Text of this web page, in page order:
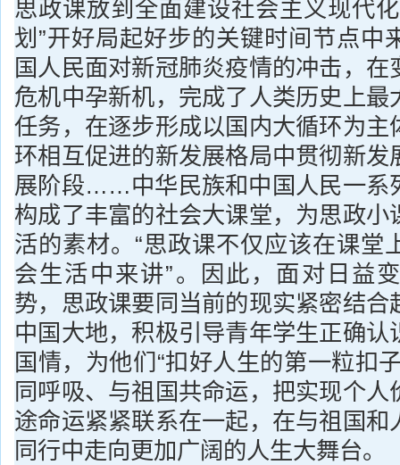
思政课放到全面建设社会主义现代
划”开好局起好步的关键时间节点中
国人民面对新冠肺炎疫情的冲击，在
危机中孕新机，完成了人类历史上最
任务，在逐步形成以国内大循环为主
环相互促进的新发展格局中贯彻新发
展阶段……中华民族和中国人民一系
构成了丰富的社会大课堂，为思政小
活的素材。“思政课不仅应该在课堂
会生活中来讲”。因此，面对日益
势，思政课要同当前的现实紧密结合
中国大地，积极引导青年学生正确认
国情，为他们“扣好人生的第一粒扣
同呼吸、与祖国共命运，把实现个人
途命运紧紧联系在一起，在与祖国和
同行中走向更加广阔的人生大舞台。